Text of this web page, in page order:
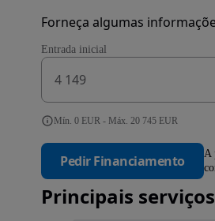
Forneça algumas
Entrada inicial
Mín. 0 EUR - Máx. 20 745 EUR
Pedir Financiamento
A
Principais